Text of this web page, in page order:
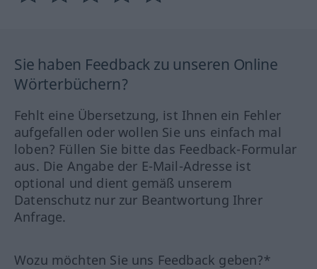
Sie haben Feedback zu unseren Online
Wörterbüchern?
Fehlt eine Übersetzung, ist Ihnen ein Fehler
aufgefallen oder wollen Sie uns einfach mal
loben? Füllen Sie bitte das Feedback-Formular
aus. Die Angabe der E-Mail-Adresse ist
optional und dient gemäß unserem
Datenschutz nur zur Beantwortung Ihrer
Anfrage.
Wozu möchten Sie uns Feedback geben?*